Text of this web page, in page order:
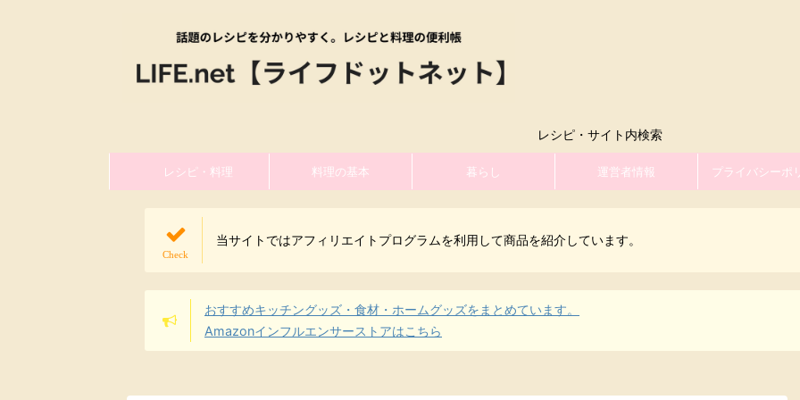
レシピ・サイト内検索
レシピ・料理 料理の基本 暮らし 運営者情報 プライバシーポ
当サイトではアフィリエイトプログラムを利用して商品を紹介しています。
おすすめキッチングッズ・食材・ホームグッズをまとめています。
Amazonインフルエンサーストアはこちら